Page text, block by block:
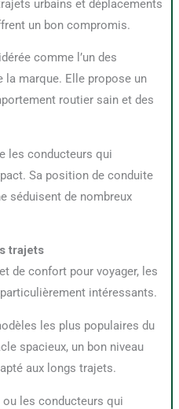
un bon compromis.
marque. Elle propose un
routier sain et des
Sa position de conduite
séduisent de nombreux
trajets
intéressants.
spacieux, un bon niveau
aux longs trajets.